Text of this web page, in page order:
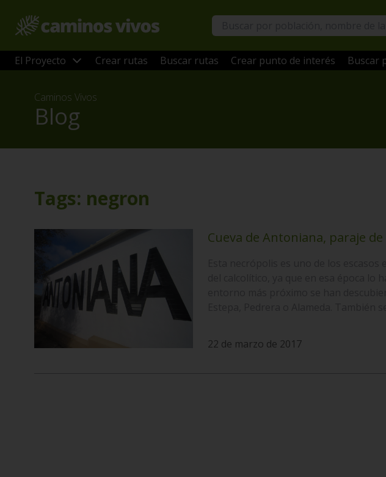
El Proyecto Crear rutas Buscar rutas Crear punto de interés Buscar
Caminos Vivos
Blog
Tags: negron
Cueva de Antoniana, paraje
22 de marzo de 2017